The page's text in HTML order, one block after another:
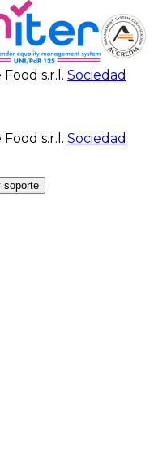
s.r.l. Sociedad
s.r.l. Sociedad
soporte